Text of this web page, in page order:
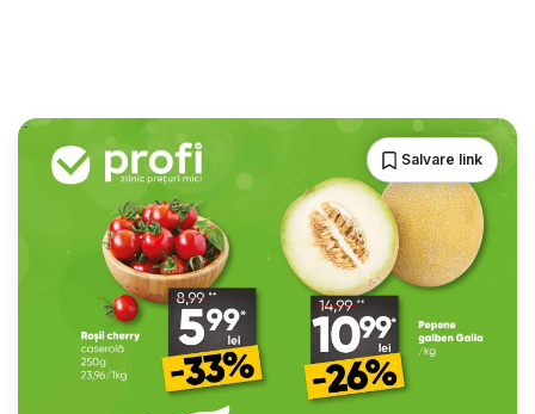
Salvare link